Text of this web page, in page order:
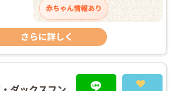
赤ちゃん情報あり
さらに詳しく